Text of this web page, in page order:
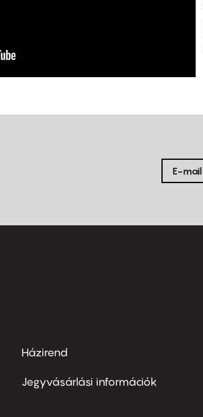
Footer
menu
Házirend
Jegyvásárlási információk